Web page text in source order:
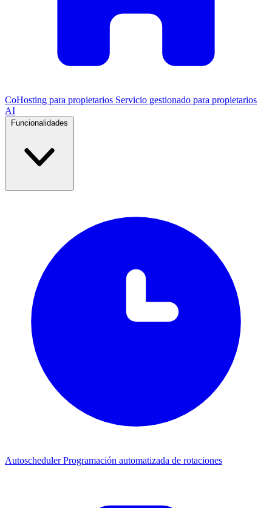
CoHosting para propietarios Servicio gestionado para propietarios
AI
AutoschedulerProgramación automatizada de rotaciones